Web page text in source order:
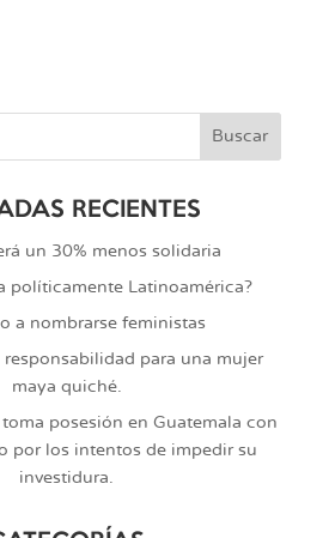
RECIENTES
un 30% menos solidaria
políticamente Latinoamérica?
a nombrarse feministas
responsabilidad para una mujer
maya quiché.
posesión en Guatemala con
por los intentos de impedir su
investidura.